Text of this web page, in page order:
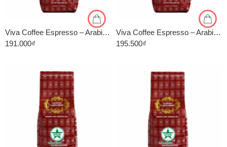
Viva Coffee Espresso – Arabica 20%, Robusta 80% – Cà Phê Pha Máy – Túi 500g
191.000₫
500gr
Viva Coffee Espresso – Arabica 30%, Robusta 70% – Cà Phê Pha Máy – Túi 500g
195.500₫
500gr